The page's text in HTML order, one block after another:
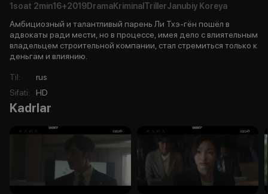
1soat 2min16+2019DramaKriminal TrillerJanubiy Koreya
Амбициозный и талантливый парень Ли Тхэ-гён пошёл в
адвокаты ради мести, но в процессе, имея дело с влиятельным
владельцем строительной компании, стал стремиться только к
деньгам и влиянию.
Til:
rus
Sifati: HD
Kadrlar